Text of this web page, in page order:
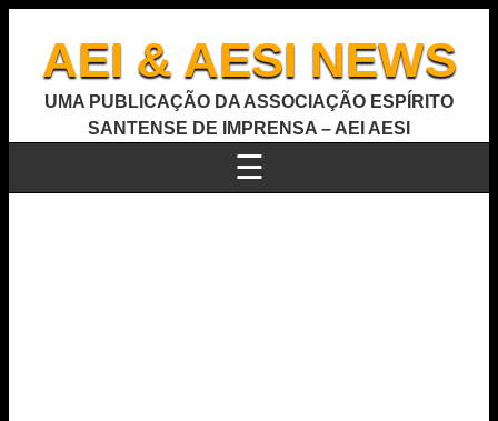
AEI & AESI NEWS
UMA PUBLICAÇÃO DA ASSOCIAÇÃO ESPÍRITO
SANTENSE DE IMPRENSA – AEI AESI
☰